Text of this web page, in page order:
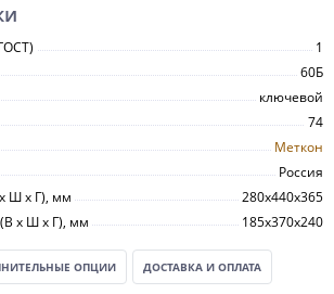
1
60Б
ключевой
74
Меткон
Россия
Ш х Г), мм
280х440х365
х Ш х Г), мм
185х370х240
ОПЦИИ ДОСТАВКА И ОПЛАТА